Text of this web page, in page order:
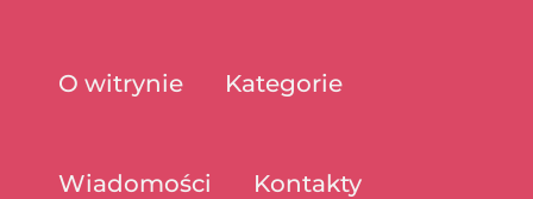
O witrynie Kategorie
Wiadomości Kontakty